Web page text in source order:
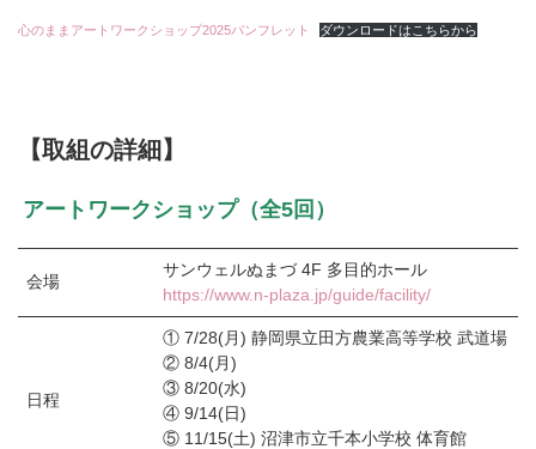
心のままアートワークショップ2025パンフレット ダウンロードはこちらから
【取組の詳細】
アートワークショップ（全5回）
会場
サンウェルぬまづ 4F 多⽬的ホール
https://www.n-plaza.jp/guide/facility/
⽇程
① 7/28(月) 静岡県立田方農業高等学校 武道場
② 8/4(月)
③ 8/20(水)
④ 9/14(日)
⑤ 11/15(土) 沼津市立千本小学校 体育館